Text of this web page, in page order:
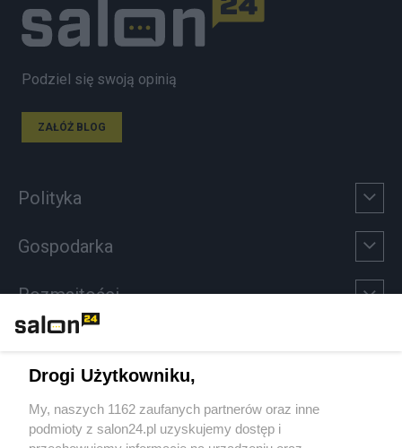
Podziel się swoją opinią
ZAŁÓŻ BLOG
Polityka
Gospodarka
Rozmaitości
Sport
Społeczeństwo
Drogi Użytkowniku,
My, naszych 1162 zaufanych partnerów oraz inne
podmioty z salon24.pl uzyskujemy dostęp i